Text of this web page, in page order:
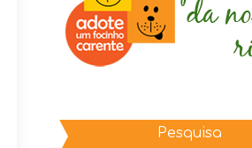
Pesquisa